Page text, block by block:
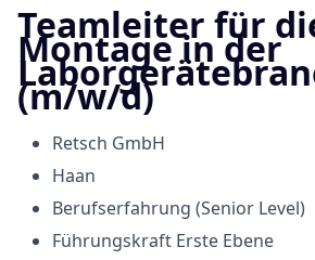
Teamleiter für
Montage in der
(m/w/d)
Retsch GmbH
Haan
Berufserfahrung (Senior Level)
Führungskraft Erste Ebene